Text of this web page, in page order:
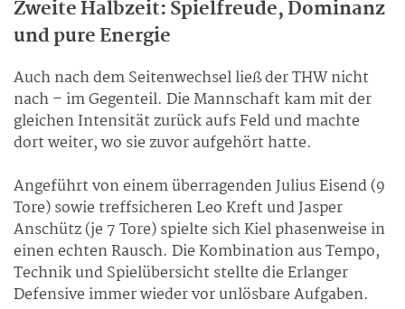
Zweite Halbzeit: Spielfreude, Dominanz
und pure Energie
Auch nach dem Seitenwechsel ließ der THW nicht
nach – im Gegenteil. Die Mannschaft kam mit der
gleichen Intensität zurück aufs Feld und machte
dort weiter, wo sie zuvor aufgehört hatte.
Angeführt von einem überragenden Julius Eisend (9
Tore) sowie treffsicheren Leo Kreft und Jasper
Anschütz (je 7 Tore) spielte sich Kiel phasenweise in
einen echten Rausch. Die Kombination aus Tempo,
Technik und Spielübersicht stellte die Erlanger
Defensive immer wieder vor unlösbare Aufgaben.